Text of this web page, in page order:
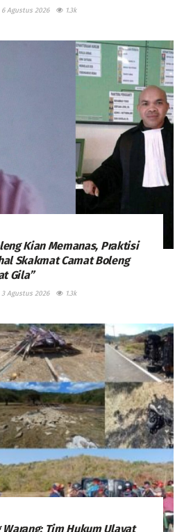
6 Agustus 2026 1.3k
Kian Memanas, Praktisi
Skakmat Camat Boleng
Gila”
3 Agustus 2026 1.3k
Tim Hukum Ulayat